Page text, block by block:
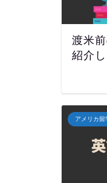
渡米
紹介
アメリカ